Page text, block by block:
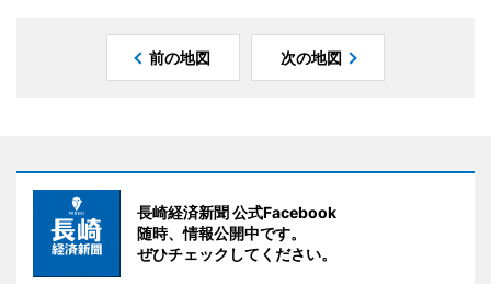
前の地図 次の地図
長崎経済新聞 公式Facebook
随時、情報公開中です。
ぜひチェックしてください。